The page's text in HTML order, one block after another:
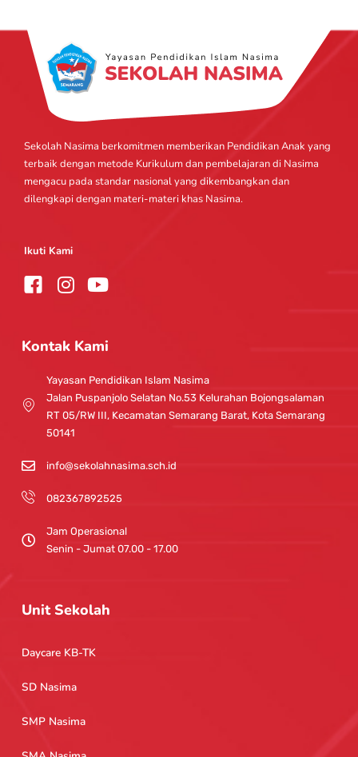
Sekolah Nasima berkomitmen memberikan Pendidikan Anak yang
terbaik dengan metode Kurikulum dan pembelajaran di Nasima
mengacu pada standar nasional yang dikembangkan dan
dilengkapi dengan materi-materi khas Nasima.
Ikuti Kami
I
t
a
g
r
a
m
Y
t
u
b
e
Kontak Kami
Yayasan Pendidikan Islam Nasima
Jalan Puspanjolo Selatan No.53 Kelurahan Bojongsalaman
RT 05/RW III, Kecamatan Semarang Barat, Kota Semarang
50141
info@sekolahnasima.sch.id
082367892525
Jam Operasional
Senin - Jumat 07.00 - 17.00
Unit Sekolah
Daycare KB-TK
SD Nasima
SMP Nasima